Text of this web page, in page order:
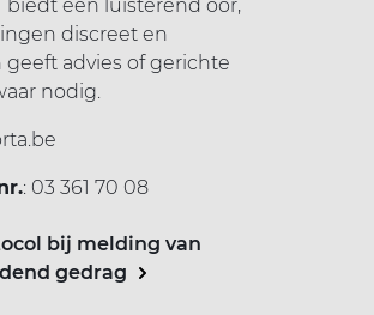
biedt een luisterend oor,
discreet en
geeft advies of gerichte
nodig.
: 03 361 70 08
bij melding van
gedrag